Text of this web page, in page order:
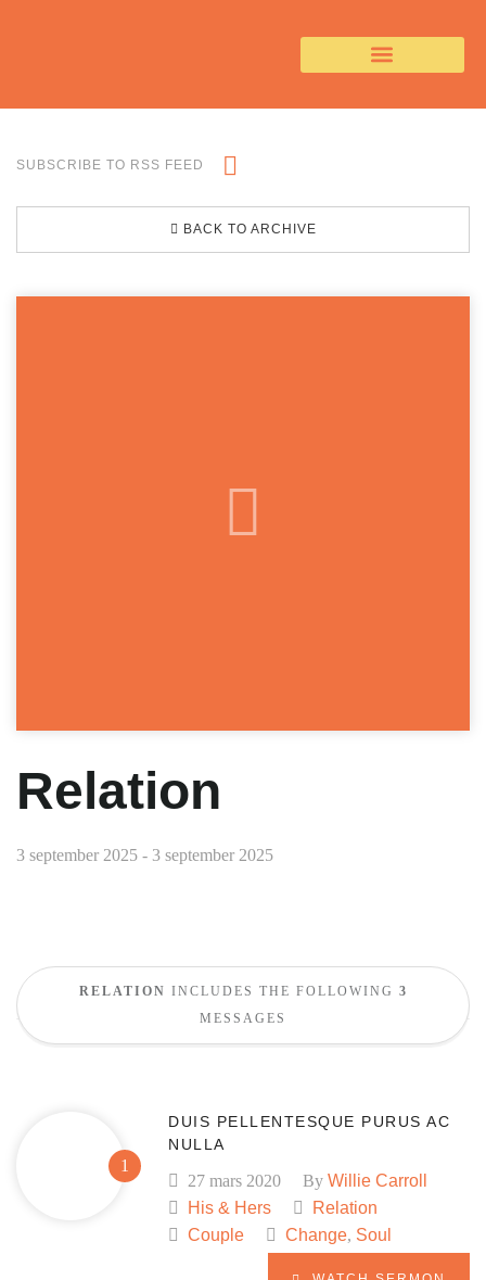
SUBSCRIBE TO RSS FEED
BACK TO ARCHIVE
Relation
3 september 2025 - 3 september 2025
RELATION INCLUDES THE FOLLOWING 3
MESSAGES
DUIS PELLENTESQUE PURUS AC
NULLA
27 mars 2020 By Willie Carroll
His & Hers
Relation
Couple
Change, Soul